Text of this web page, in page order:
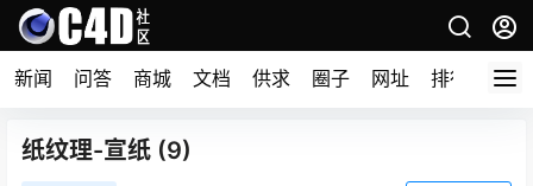
新闻 问答 商城 文档 供求 圈子 网址 排行榜
纸纹理-宣纸 (9)